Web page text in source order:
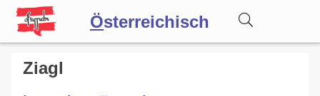
Österreichisch
Wörterbuch
Ziagl